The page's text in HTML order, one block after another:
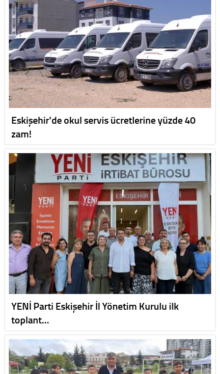
Eskişehir'de okul servis ücretlerine yüzde 40
zam!
YENİ Parti Eskişehir İl Yönetim Kurulu ilk
toplant…